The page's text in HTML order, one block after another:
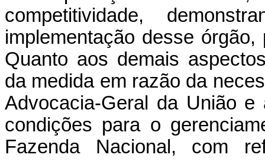
competitividade,
implementação desse
Quanto aos demais
da medida em razão da
Advocacia-Geral da União
condições para o
Fazenda Nacional, com